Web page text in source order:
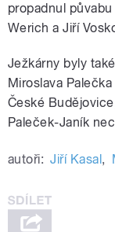
propadnul
Werich a Jiří
Ježkárny byly
Miroslava
České
Paleček-Janík
autoři: Jiří Kasal,